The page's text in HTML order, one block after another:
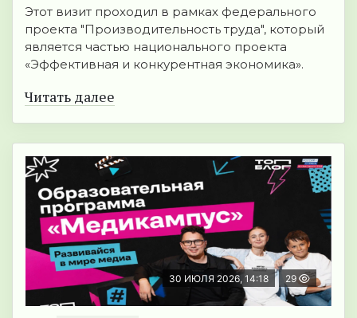
Этот визит проходил в рамках федерального
проекта "Производительность труда", который
является частью национального проекта
«Эффективная и конкурентная экономика».
Читать далее
30 ИЮЛЯ 2026, 14:18 29